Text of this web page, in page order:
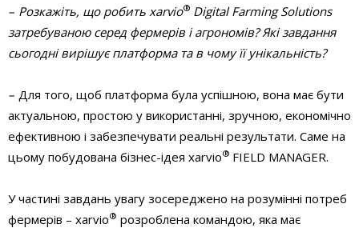
– Розкажіть, що робить xarvio® Digital Farming Solutions
затребуваною серед фермерів і агрономів? Які завдання
сьогодні вирішує платформа та в чому її унікальність?
– Для того, щоб платформа була успішною, вона має бути
актуальною, простою у використанні, зручною, економічно
ефективною і забезпечувати реальні результати. Саме на
цьому побудована бізнес-ідея xarvio® FIELD MANAGER.
У частині завдань увагу зосереджено на розумінні потреб
фермерів – xarvio® розроблена командою, яка має